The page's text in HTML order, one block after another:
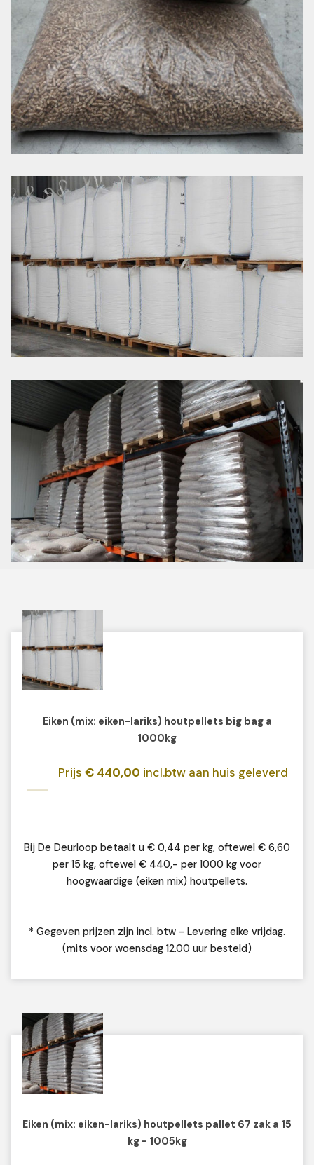
Eiken (mix: eiken-lariks) houtpellets big bag a
1000kg
Prijs € 440,00 incl.btw aan huis geleverd
Bij De Deurloop betaalt u € 0,44 per kg, oftewel € 6,60
per 15 kg, oftewel € 440,- per 1000 kg voor
hoogwaardige (eiken mix) houtpellets.
* Gegeven prijzen zijn incl. btw - Levering elke vrijdag.
(mits voor woensdag 12.00 uur besteld)
Eiken (mix: eiken-lariks) houtpellets pallet 67 zak a 15
kg - 1005kg